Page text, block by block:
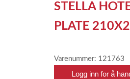
STELLA
PLATE
Varenummer: 121763
Logg inn for å